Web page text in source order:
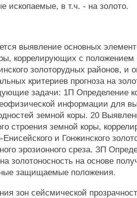
ископаемые, в т.ч. - на золото.
выявление основных
коррелирующих с положением
золоторудных районов, и
критериев прогноза на
задачи: 1П Определение
информации для
земной коры. 20
строения земной коры,
и Гонжинского
эрозионного среза. ЗП
золотоносность на основе
защищаемые положения.
зон сейсмической